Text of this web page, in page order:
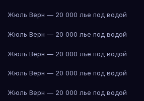
Жюль Верн — 20 000 лье под водой
Жюль Верн — 20 000 лье под водой
Жюль Верн — 20 000 лье под водой
Жюль Верн — 20 000 лье под водой
Жюль Верн — 20 000 лье под водой